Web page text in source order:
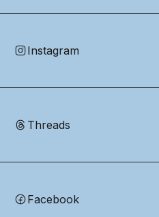
Instagram
Threads
Facebook